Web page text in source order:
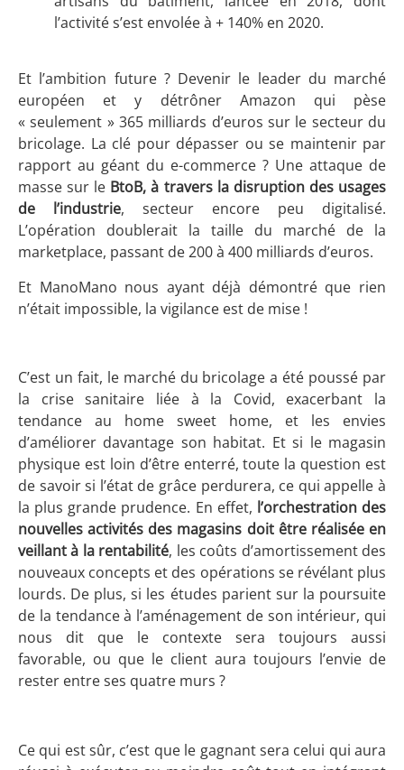
l’activité s’est envolée à + 140% en 2020.
Et l’ambition future ? Devenir le leader du marché
européen et y détrôner Amazon qui pèse
« seulement » 365 milliards d’euros sur le secteur du
bricolage. La clé pour dépasser ou se maintenir par
rapport au géant du e-commerce ? Une attaque de
masse sur le BtoB, à travers la disruption des usages
de l’industrie, secteur encore peu digitalisé.
L’opération doublerait la taille du marché de la
marketplace, passant de 200 à 400 milliards d’euros.
Et ManoMano nous ayant déjà démontré que rien
n’était impossible, la vigilance est de mise !
C’est un fait, le marché du bricolage a été poussé par
la crise sanitaire liée à la Covid, exacerbant la
tendance au home sweet home, et les envies
d’améliorer davantage son habitat. Et si le magasin
physique est loin d’être enterré, toute la question est
de savoir si l’état de grâce perdurera, ce qui appelle à
la plus grande prudence. En effet, l’orchestration des
nouvelles activités des magasins doit être réalisée en
veillant à la rentabilité, les coûts d’amortissement des
nouveaux concepts et des opérations se révélant plus
lourds. De plus, si les études parient sur la poursuite
de la tendance à l’aménagement de son intérieur, qui
nous dit que le contexte sera toujours aussi
favorable, ou que le client aura toujours l’envie de
rester entre ses quatre murs ?
Ce qui est sûr, c’est que le gagnant sera celui qui aura